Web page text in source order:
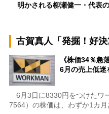
明かされる柳瀬健一・代表
古賀真人「発掘！好決
《株価34％急
6月の売上低
6月3日に8330円をつけたワ
7564）の株価は、わずか1カ